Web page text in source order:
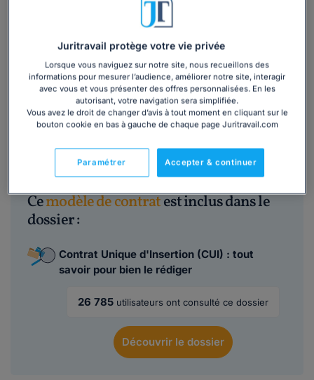
Quand utiliser ce modèle de contrat ?
Ce modèle est à utiliser lorsque votre entreprise est
autorisée à conclure un CUI-CIE, notamment dans les
départements d’outre-mer ou dans le cadre de
conventions spécifiques. Il est adapté à la conclusion d’un
contrat à durée déterminée.
Cemodèle de contratest inclus dans le
dossier :
Contrat Unique d'Insertion (CUI) : tout
savoir pour bien le rédiger
26 785 utilisateurs ont consulté ce dossier
Découvrirle dossier
Juritravail protège votre vie privée
Lorsque vous naviguez sur notre site, nous recueillons des
informations pour mesurer l’audience, améliorer notre site, interagir
avec vous et vous présenter des offres personnalisées. En les
autorisant, votre navigation sera simplifiée.
Vous avez le droit de changer d’avis à tout moment en cliquant sur le
bouton cookie en bas à gauche de chaque page Juritravail.com
Accepter & continuer
Paramétrer